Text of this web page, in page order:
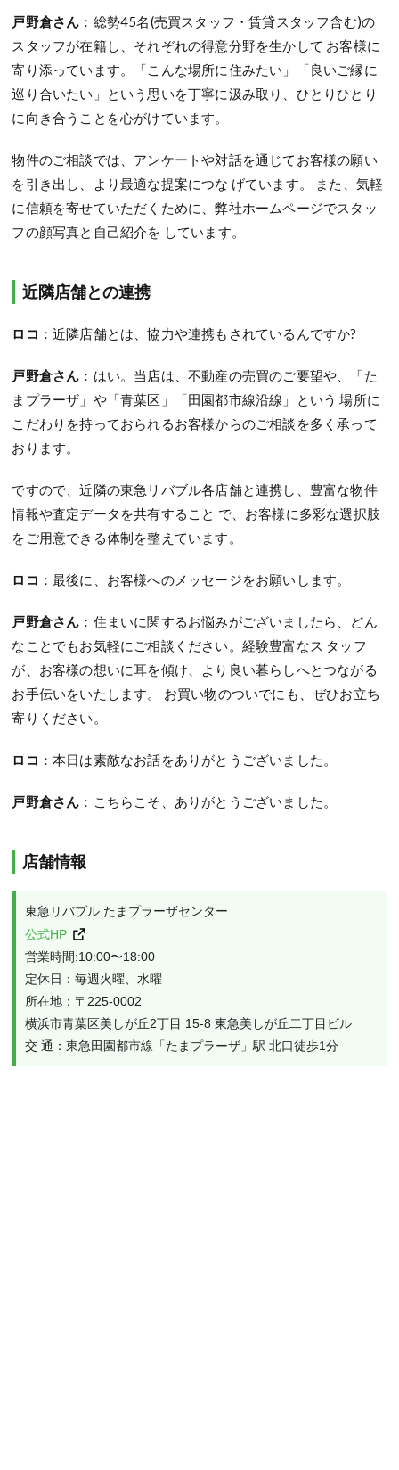
戸野倉さん ：総勢45名(売買スタッフ・賃貸スタッフ含む)の
スタッフが在籍し、それぞれの得意分野を生かして お客様に
寄り添っています。「こんな場所に住みたい」「良いご縁に
巡り合いたい」という思いを丁寧に汲み取り、ひとりひとり
に向き合うことを心がけています。
物件のご相談では、アンケートや対話を通じてお客様の願い
を引き出し、より最適な提案につな げています。 また、気軽
に信頼を寄せていただくために、弊社ホームページでスタッ
フの顔写真と自己紹介を しています。
近隣店舗との連携
ロコ ：近隣店舗とは、協力や連携もされているんですか?
戸野倉さん ：はい。当店は、不動産の売買のご要望や、「た
まプラーザ」や「青葉区」「田園都市線沿線」という 場所に
こだわりを持っておられるお客様からのご相談を多く承って
おります。
ですので、近隣の東急リバブル各店舗と連携し、豊富な物件
情報や査定データを共有すること で、お客様に多彩な選択肢
をご用意できる体制を整えています。
ロコ ：最後に、お客様へのメッセージをお願いします。
戸野倉さん ：住まいに関するお悩みがございましたら、どん
なことでもお気軽にご相談ください。経験豊富なス タッフ
が、お客様の想いに耳を傾け、より良い暮らしへとつながる
お手伝いをいたします。 お買い物のついでにも、ぜひお立ち
寄りください。
ロコ ：本日は素敵なお話をありがとうございました。
戸野倉さん ：こちらこそ、ありがとうございました。
店舗情報
東急リバブル たまプラーザセンター
公式HP
営業時間:10:00〜18:00
定休日：毎週火曜、水曜
所在地：〒225-0002
横浜市青葉区美しが丘2丁目 15-8 東急美しが丘二丁目ビル
交 通：東急田園都市線「たまプラーザ」駅 北口徒歩1分